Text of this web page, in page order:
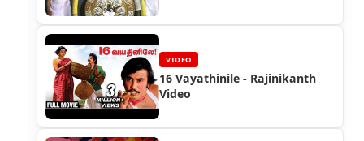
VIDEO
16 Vayathinile - Rajinikanth
Video